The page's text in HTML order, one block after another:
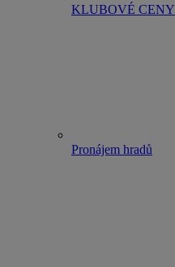
KLUBOVÉ CENY
Pronájem hradů